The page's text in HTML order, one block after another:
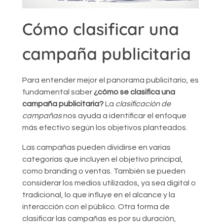
Cómo clasificar una
campaña publicitaria
Para entender mejor el panorama publicitario, es
fundamental saber¿cómo se clasifica una
campaña publicitaria?La clasificación de
campañasnos ayuda a identificar el enfoque
más efectivo según los objetivos planteados.
Las campañas pueden dividirse en varias
categorías que incluyen el objetivo principal,
como branding o ventas. También se pueden
considerar los medios utilizados, ya sea digital o
tradicional, lo que influye en el alcance y la
interacción con el público. Otra forma de
clasificar las campañas es por su duración,